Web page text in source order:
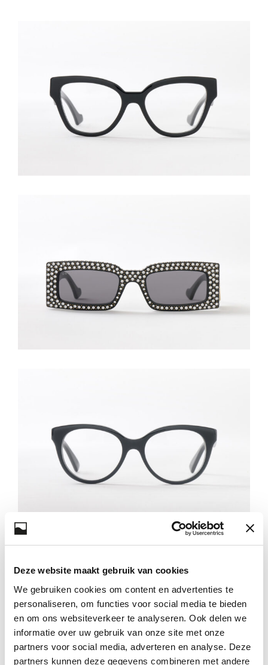
Deze website maakt gebruik van cookies
We gebruiken cookies om content en advertenties te
personaliseren, om functies voor social media te bieden
en om ons websiteverkeer te analyseren. Ook delen we
informatie over uw gebruik van onze site met onze
partners voor social media, adverteren en analyse. Deze
partners kunnen deze gegevens combineren met andere